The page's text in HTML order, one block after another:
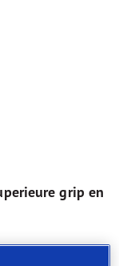
grip en